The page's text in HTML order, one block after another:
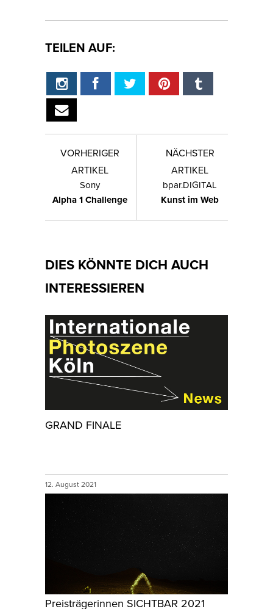
TEILEN AUF:
VORHERIGER
ARTIKEL
Sony
Alpha 1 Challenge
NÄCHSTER
ARTIKEL
bpar.DIGITAL
Kunst im Web
DIES KÖNNTE DICH AUCH
INTERESSIEREN
GRAND FINALE
12. August 2021
Preisträgerinnen SICHTBAR 2021